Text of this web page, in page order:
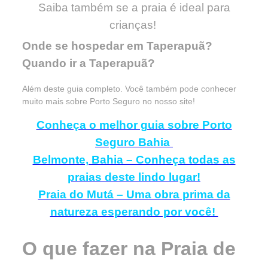
Saiba também se a praia é ideal para
crianças!
Onde se hospedar em Taperapuã?
Quando ir a Taperapuã?
Além deste guia completo. Você também pode conhecer
muito mais sobre Porto Seguro no nosso site!
Conheça o melhor guia sobre Porto
Seguro Bahia
Belmonte, Bahia – Conheça todas as
praias deste lindo lugar!
Praia do Mutá – Uma obra prima da
natureza esperando por você!
O que fazer na Praia de